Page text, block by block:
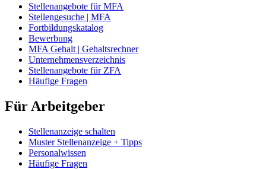
Stellenangebote für MFA
Stellengesuche | MFA
Fortbildungskatalog
Bewerbung
MFA Gehalt | Gehaltsrechner
Unternehmensverzeichnis
Stellenangebote für ZFA
Häufige Fragen
Für Arbeitgeber
Stellenanzeige schalten
Muster Stellenanzeige + Tipps
Personalwissen
Häufige Fragen